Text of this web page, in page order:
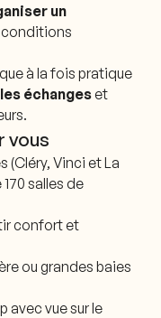
un
conditions
à la fois pratique
échangeset
vous
(Cléry, Vinci et La
salles de
confort et
ou grandes baies
avec vue sur le